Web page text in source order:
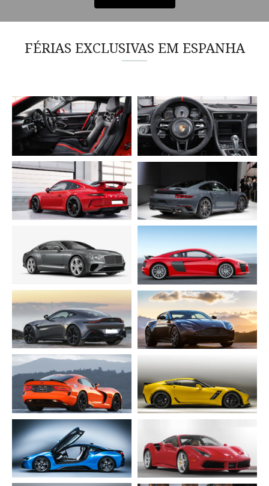
FÉRIAS EXCLUSIVAS EM ESPANHA